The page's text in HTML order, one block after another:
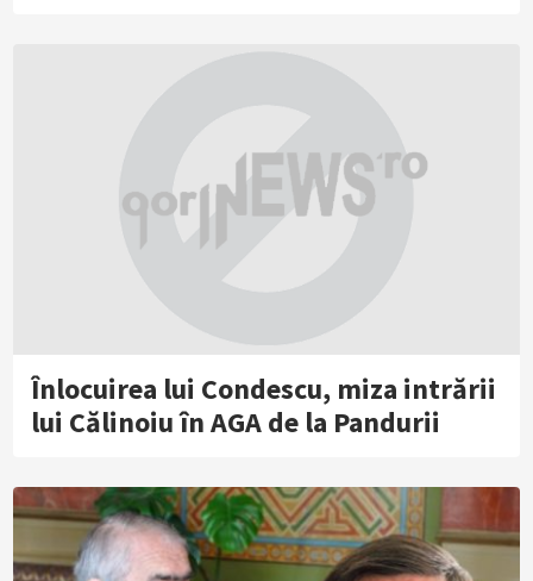
Înlocuirea lui Condescu, miza intrării
lui Călinoiu în AGA de la Pandurii